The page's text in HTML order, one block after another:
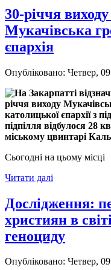
30-річчя
Мукачівська
єпархія
Опубліковано: Четвер,
підпілля відбулося 28
міському цвинтарі
Сьогодні на цьому місці
Читати далі
Дослідження:
християн в
геноциду
Опубліковано: Четвер,